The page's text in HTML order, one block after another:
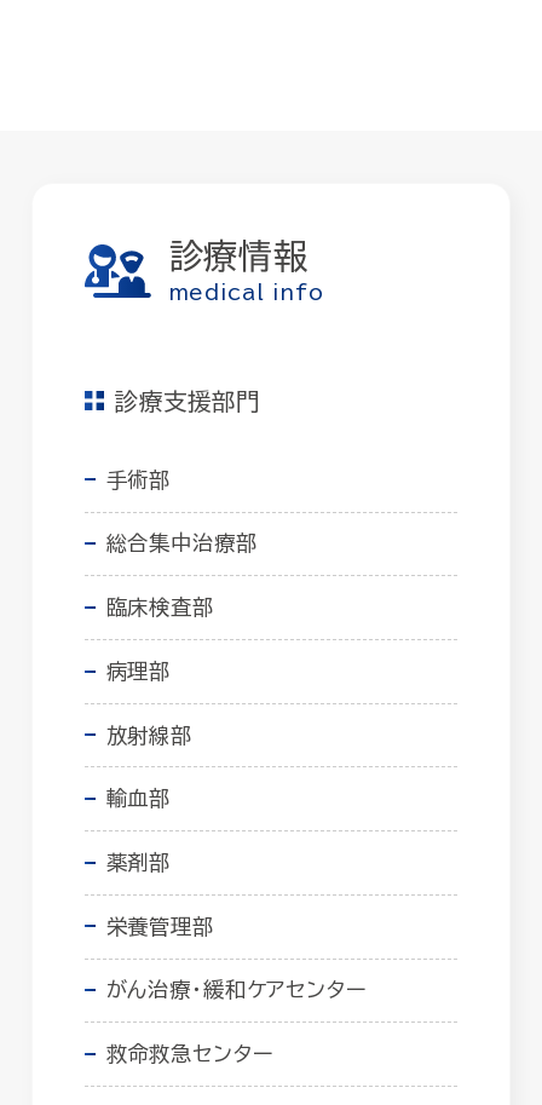
診療情報
medical info
診療支援部門
手術部
総合集中治療部
臨床検査部
病理部
放射線部
輸血部
薬剤部
栄養管理部
がん治療・緩和ケアセンター
救命救急センター